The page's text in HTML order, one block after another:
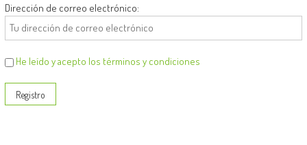
Dirección de correo electrónico:
He leído y acepto los términos y condiciones